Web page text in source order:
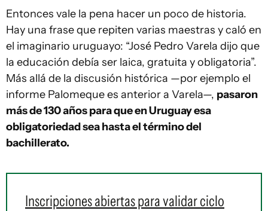
Entonces vale la pena hacer un poco de historia.
Hay una frase que repiten varias maestras y caló en
el imaginario uruguayo: “José Pedro Varela dijo que
la educación debía ser laica, gratuita y obligatoria”.
Más allá de la discusión histórica —por ejemplo el
informe Palomeque es anterior a Varela—, pasaron
más de 130 años para que en Uruguay esa
obligatoriedad sea hasta el término del
bachillerato.
Inscripciones abiertas para validar ciclo